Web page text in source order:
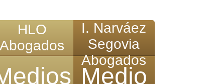
HLO
Abogados
I. Narváez
Segovia
Abogados
Medio